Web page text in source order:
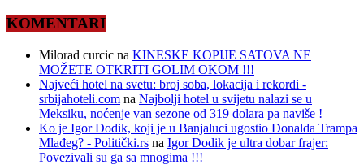
KOMENTARI
Milorad curcic na KINESKE KOPIJE SATOVA NE
MOŽETE OTKRITI GOLIM OKOM !!!
Najveći hotel na svetu: broj soba, lokacija i rekordi -
srbijahoteli.com na Najbolji hotel u svijetu nalazi se u
Meksiku, noćenje van sezone od 319 dolara pa naviše !
Ko je Igor Dodik, koji je u Banjaluci ugostio Donalda Trampa
Mlađeg? - Politički.rs na Igor Dodik je ultra dobar frajer:
Povezivali su ga sa mnogima !!!